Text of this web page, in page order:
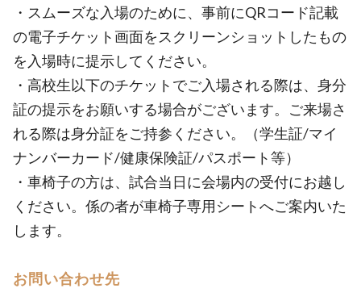
・スムーズな入場のために、事前にQRコード記載
の電子チケット画面をスクリーンショットしたもの
を入場時に提示してください。
・高校生以下のチケットでご入場される際は、身分
証の提示をお願いする場合がございます。ご来場さ
れる際は身分証をご持参ください。（学生証/マイ
ナンバーカード/健康保険証/パスポート等）
・車椅子の方は、試合当日に会場内の受付にお越し
ください。係の者が車椅子専用シートへご案内いた
します。
お問い合わせ先